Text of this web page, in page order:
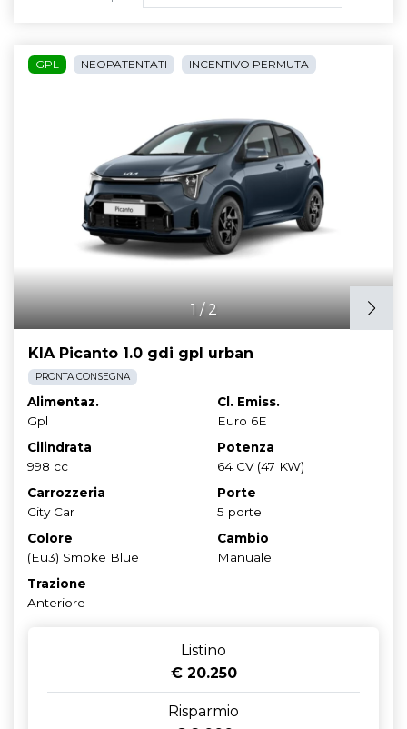
1/2
GPL NEOPATENTATI INCENTIVO PERMUTA
KIA Picanto 1.0 gdi gpl urban
PRONTA CONSEGNA
Alimentaz.
Gpl
Cl. Emiss.
Euro 6E
Cilindrata
998 cc
Potenza
64 CV (47 KW)
Carrozzeria
City Car
Porte
5 porte
Colore
(Eu3) Smoke Blue
Cambio
Manuale
Trazione
Anteriore
Listino
€ 20.250
Risparmio